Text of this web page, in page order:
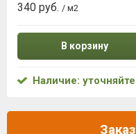
340 руб. / м2
В корзину
Наличие: уточняйте